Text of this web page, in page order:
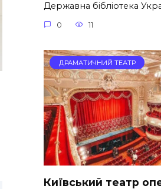
Державна бібліотека
0 11
ДРАМАТИЧНИЙ ТЕАТР
Київський театр